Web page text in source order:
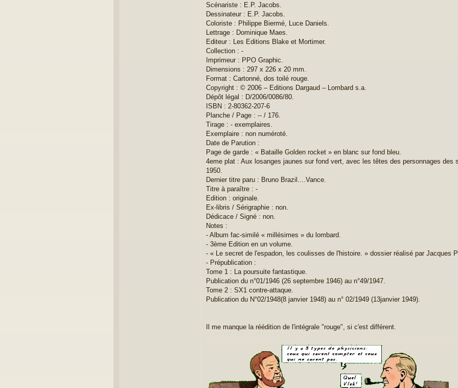
Scénariste : E.P. Jacobs.
Dessinateur : E.P. Jacobs.
Coloriste : Philippe Biermé, Luce Daniels.
Lettrage : Dominique Maes.
Editeur : Les Editions Blake et Mortimer.
Collection : -
Imprimeur : PPO Graphic.
Dimensions : 297 x 226 x 20 mm.
Format : Cartonné, dos toilé rouge.
Copyright : © 2006 – Editions Dargaud – Lombard s.a.
Dépôt légal : D/2006/0086/80.
ISBN : 2-80362-207-6
Planche / Page : -- / 176.
Tirage : - exemplaires.
Exemplaire : non numéroté.
Date de Parution :
Page de garde : « Bataille Golden rocket » en blanc sur fond bleu.
4eme plat : Aux losanges jaunes sur fond vert, avec les têtes des personnages des
1950.
Dernier titre paru : Bruno Brazil....Vance.
Titre à paraître : -
Edition : originale.
Ex-libris / Sérigraphie : non.
Dédicace / Signé : non.
Notes :
- Album fac-similé « millésimes » du lombard.
- 3ème Edition en un volume.
- « Le secret de l'espadon, les coulisses de l'histoire. » dossier réalisé par Jacques
- Prépublication :
Tome 1 : La poursuite fantastique.
Publication du n°01/1946 (26 septembre 1946) au n°49/1947.
Tome 2 : SX1 contre-attaque.
Publication du N°02/1948(8 janvier 1948) au n° 02/1949 (13janvier 1949).
Il me manque la réédition de l'intégrale "rouge", si c'est différent.